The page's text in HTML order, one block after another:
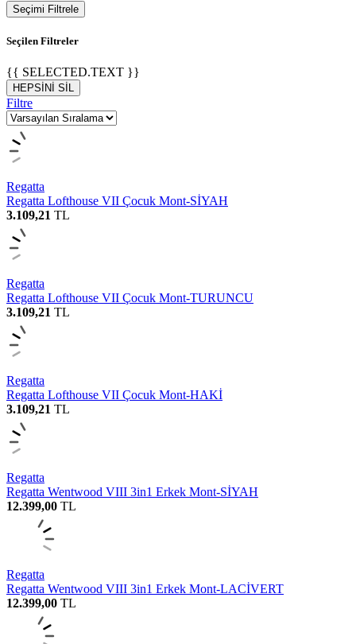
Seçimi Filtrele
Seçilen Filtreler
{{ SELECTED.TEXT }}
HEPSİNİ SİL
Filtre
Regatta
Regatta Lofthouse VII Çocuk Mont-SİYAH
3.109,21 TL
Regatta
Regatta Lofthouse VII Çocuk Mont-TURUNCU
3.109,21 TL
Regatta
Regatta Lofthouse VII Çocuk Mont-HAKİ
3.109,21 TL
Regatta
Regatta Wentwood VIII 3in1 Erkek Mont-SİYAH
12.399,00 TL
Regatta
Regatta Wentwood VIII 3in1 Erkek Mont-LACİVERT
12.399,00 TL